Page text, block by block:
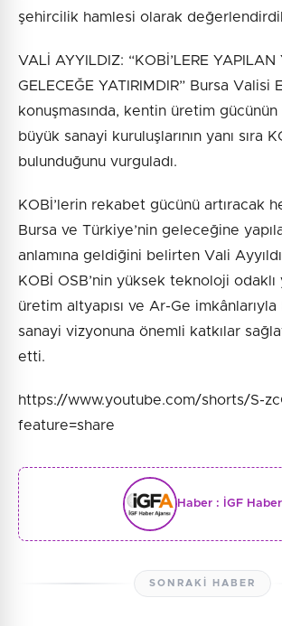
şehircilik hamlesi olarak
VALİ AYYILDIZ: “KOBİ’LERE YAPILAN
GELECEĞE YATIRIMDIR” Bursa Valisi
konuşmasında, kentin üretim
büyük sanayi kuruluşlarının yanı sıra
bulunduğunu vurguladı.
KOBİ’lerin rekabet gücünü artıracak
Bursa ve Türkiye’nin geleceğine
anlamına geldiğini belirten Vali
KOBİ OSB’nin yüksek teknoloji odaklı
üretim altyapısı ve Ar-Ge imkânlarıyla
sanayi vizyonuna önemli katkılar
etti.
https://www.youtube.com/shorts/S-
feature=share
Haber : İGF Haber
SONRAKI HABER